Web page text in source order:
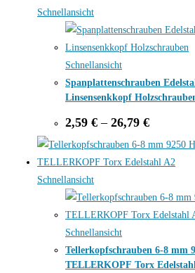
Schnellansicht
Schnellansicht
Spanplattenschrauben
Linsensenkkopf
2,59 € – 26,79 €Price
2,59 €
through
26,79 €
Schnellansicht
Schnellansicht
Tellerkopfschrauben 6-8 mm
TELLERKOPF Torx